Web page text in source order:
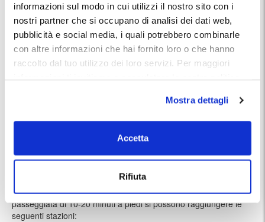
informazioni sul modo in cui utilizzi il nostro sito con i
nostri partner che si occupano di analisi dei dati web,
pubblicità e social media, i quali potrebbero combinarle
con altre informazioni che hai fornito loro o che hanno
raccolto dal tuo utilizzo dei loro servizi. Per maggiori
Mostra dettagli
Accetta
Rifiuta
Nelle vicinanze:
Dal Garage Belgirate si possono raggiungere a piedi diversi luoghi di
interesse della città.
Stazione ferroviaria di Milano Centrale
20 minuti a piedi
25 minuti a piedi
Giardini Indro Montanelli
40 minuti a piedi
La zona è inoltre ben servita dai mezzi pubblici. Con un
passeggiata di 10-20 minuti a piedi si possono raggiungere le
seguenti stazioni: